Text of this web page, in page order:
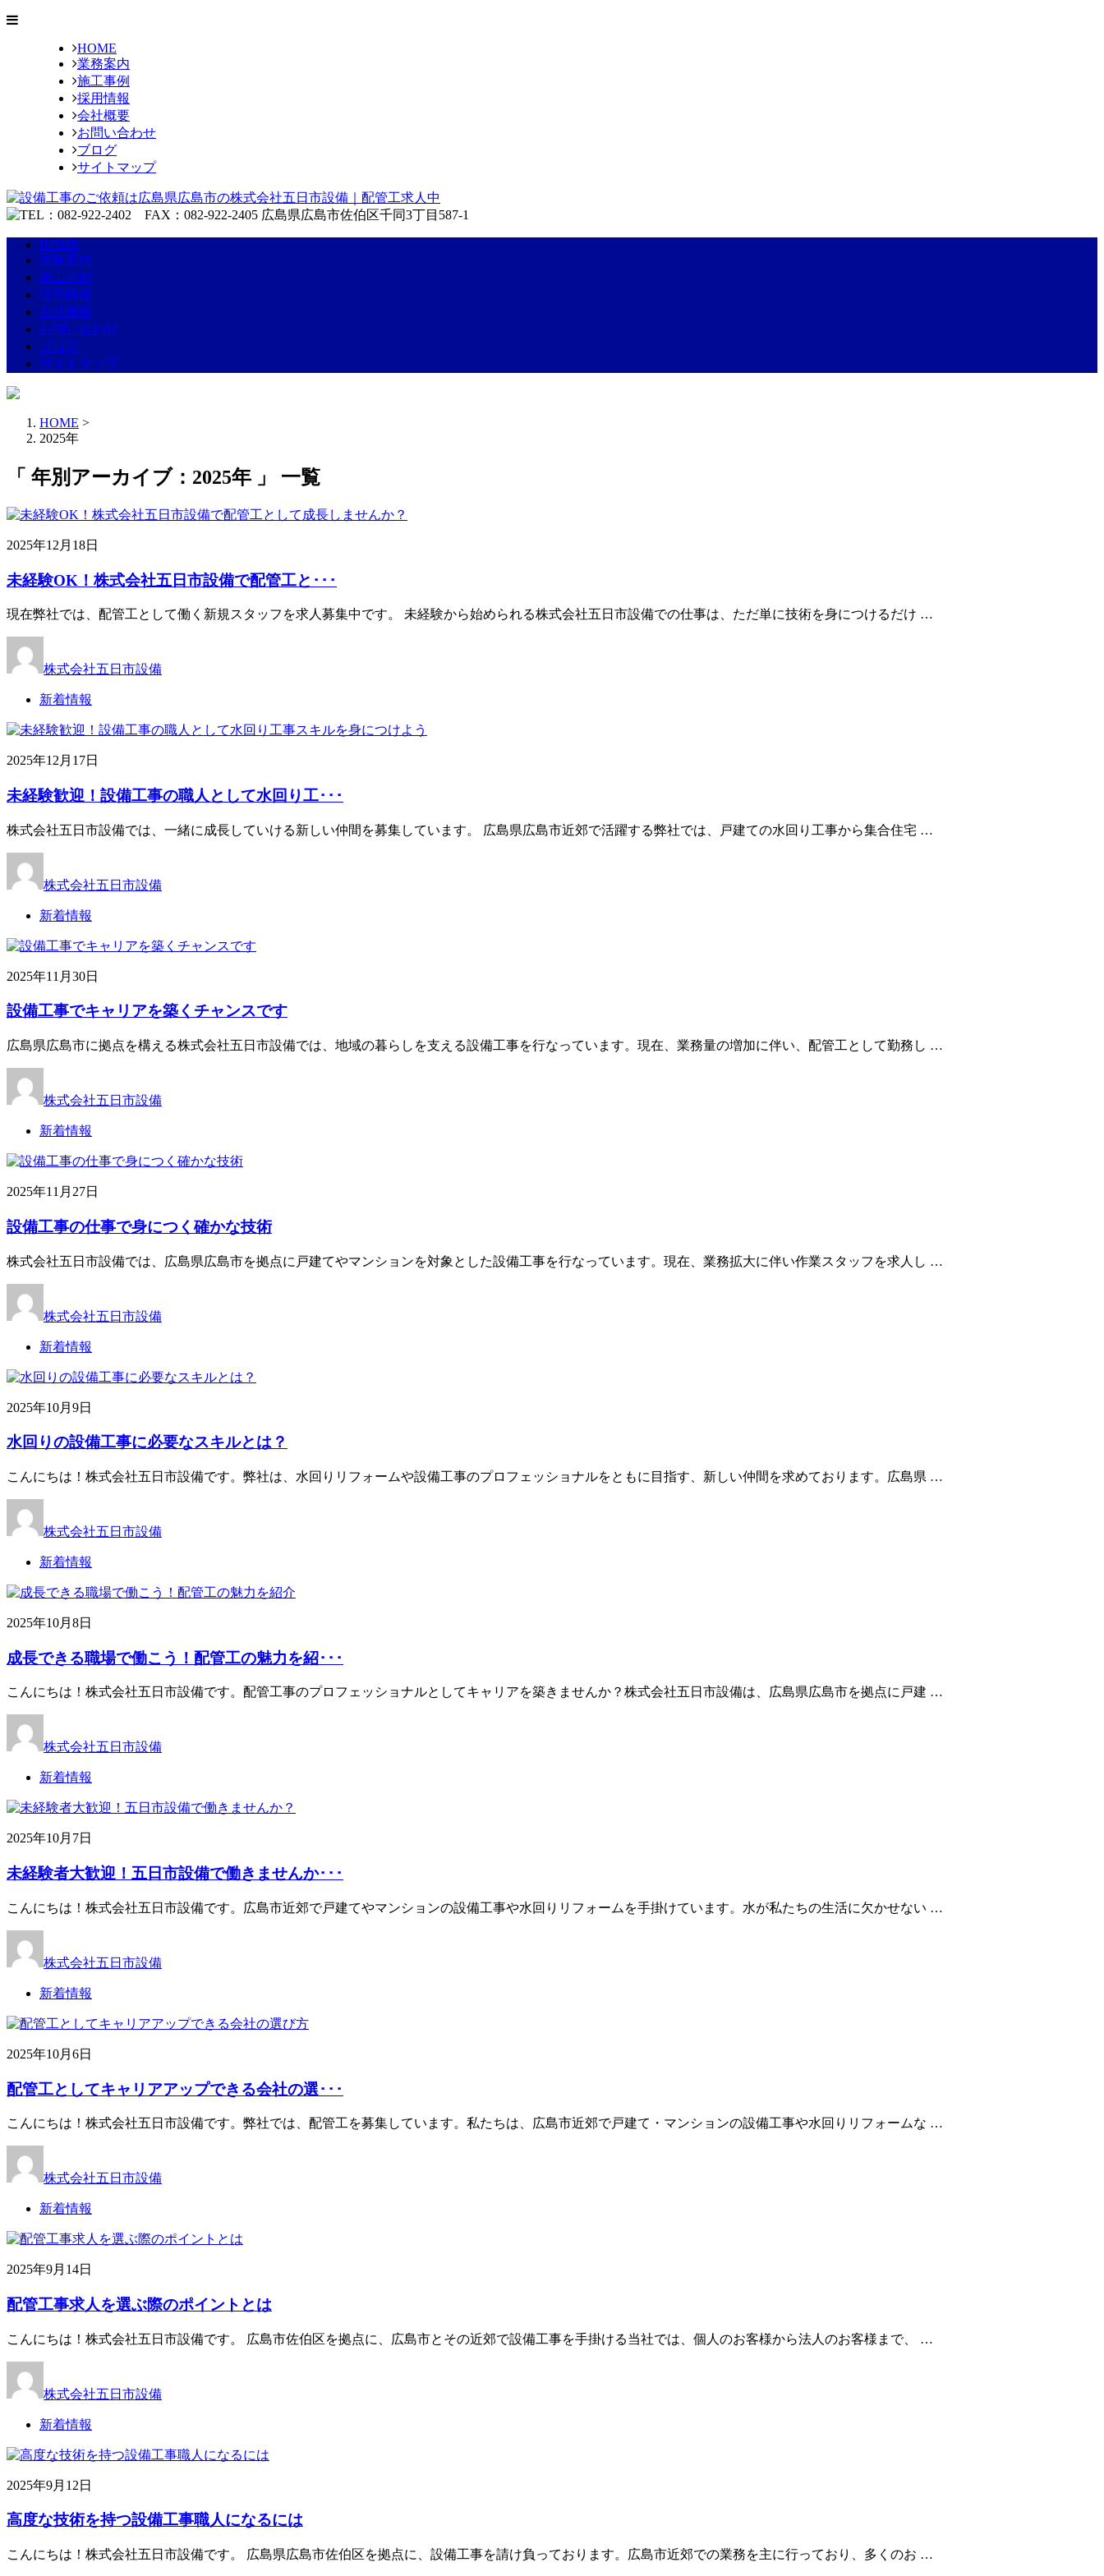
HOME
業務案内
施工事例
採用情報
会社概要
お問い合わせ
ブログ
サイトマップ
HOME
業務案内
施工事例
採用情報
会社概要
お問い合わせ
ブログ
サイトマップ
HOME >
2025年
「 年別アーカイブ：2025年 」 一覧
2025年12月18日
未経験OK！株式会社五日市設備で配管工と･･･
現在弊社では、配管工として働く新規スタッフを求人募集中です。 未経験から始められる株式会社五日市設備での仕事は、ただ単に技術を身につけるだけ …
株式会社五日市設備
新着情報
2025年12月17日
未経験歓迎！設備工事の職人として水回り工･･･
株式会社五日市設備では、一緒に成長していける新しい仲間を募集しています。 広島県広島市近郊で活躍する弊社では、戸建ての水回り工事から集合住宅 …
株式会社五日市設備
新着情報
2025年11月30日
設備工事でキャリアを築くチャンスです
広島県広島市に拠点を構える株式会社五日市設備では、地域の暮らしを支える設備工事を行なっています。現在、業務量の増加に伴い、配管工として勤務し …
株式会社五日市設備
新着情報
2025年11月27日
設備工事の仕事で身につく確かな技術
株式会社五日市設備では、広島県広島市を拠点に戸建てやマンションを対象とした設備工事を行なっています。現在、業務拡大に伴い作業スタッフを求人し …
株式会社五日市設備
新着情報
2025年10月9日
水回りの設備工事に必要なスキルとは？
こんにちは！株式会社五日市設備です。弊社は、水回りリフォームや設備工事のプロフェッショナルをともに目指す、新しい仲間を求めております。広島県 …
株式会社五日市設備
新着情報
2025年10月8日
成長できる職場で働こう！配管工の魅力を紹･･･
こんにちは！株式会社五日市設備です。配管工事のプロフェッショナルとしてキャリアを築きませんか？株式会社五日市設備は、広島県広島市を拠点に戸建 …
株式会社五日市設備
新着情報
2025年10月7日
未経験者大歓迎！五日市設備で働きませんか･･･
こんにちは！株式会社五日市設備です。広島市近郊で戸建てやマンションの設備工事や水回りリフォームを手掛けています。水が私たちの生活に欠かせない …
株式会社五日市設備
新着情報
2025年10月6日
配管工としてキャリアアップできる会社の選･･･
こんにちは！株式会社五日市設備です。弊社では、配管工を募集しています。私たちは、広島市近郊で戸建て・マンションの設備工事や水回りリフォームな …
株式会社五日市設備
新着情報
2025年9月14日
配管工事求人を選ぶ際のポイントとは
こんにちは！株式会社五日市設備です。 広島市佐伯区を拠点に、広島市とその近郊で設備工事を手掛ける当社では、個人のお客様から法人のお客様まで、 …
株式会社五日市設備
新着情報
2025年9月12日
高度な技術を持つ設備工事職人になるには
こんにちは！株式会社五日市設備です。 広島県広島市佐伯区を拠点に、設備工事を請け負っております。広島市近郊での業務を主に行っており、多くのお …